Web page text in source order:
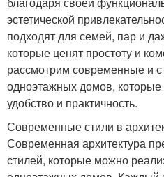
эстетической
подходят для семей, пар и
которые ценят простоту и
рассмотрим современные и
одноэтажных домов, которые
удобство и практичность.
Современные стили в
Современная архитектура
стилей, которые можно